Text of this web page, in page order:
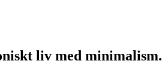
liv med minimalism.